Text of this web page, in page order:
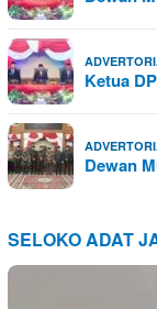
Ketua
Dewan
SELOKO ADAT